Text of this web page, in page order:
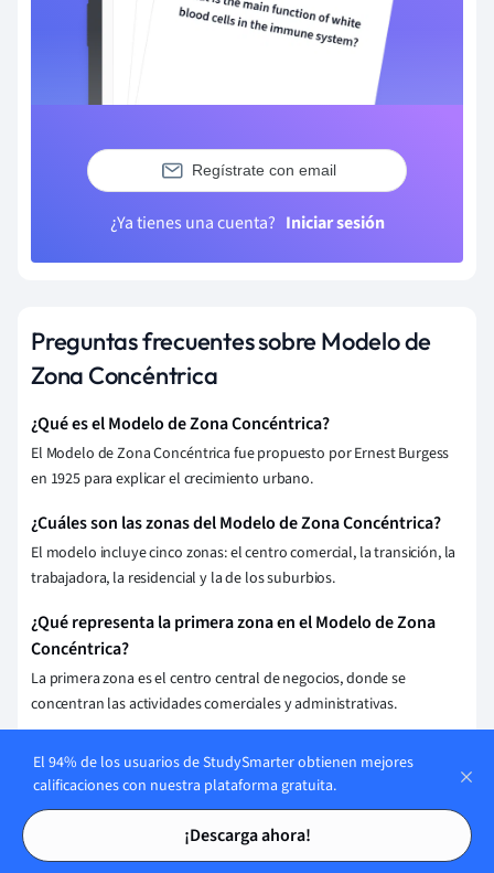
Tarjetas de estudio
Tarjetas de estudio
Regístrate con email
¿Ya tienes una cuenta? Iniciar sesión
Preguntas frecuentes sobre Modelo de
Zona Concéntrica
¿Qué es el Modelo de Zona Concéntrica?
El Modelo de Zona Concéntrica fue propuesto por Ernest Burgess
en 1925 para explicar el crecimiento urbano.
¿Cuáles son las zonas del Modelo de Zona Concéntrica?
El modelo incluye cinco zonas: el centro comercial, la transición, la
trabajadora, la residencial y la de los suburbios.
¿Qué representa la primera zona en el Modelo de Zona
Concéntrica?
La primera zona es el centro central de negocios, donde se
concentran las actividades comerciales y administrativas.
ciudades modernas?
Aunque fue creado en 1925, el modelo ayuda a entender la
distribución funcional y social de muchas ciudades actuales.
El 94% de los usuarios de StudySmarter obtienen mejores
calificaciones con nuestra plataforma gratuita.
¡Descarga ahora!